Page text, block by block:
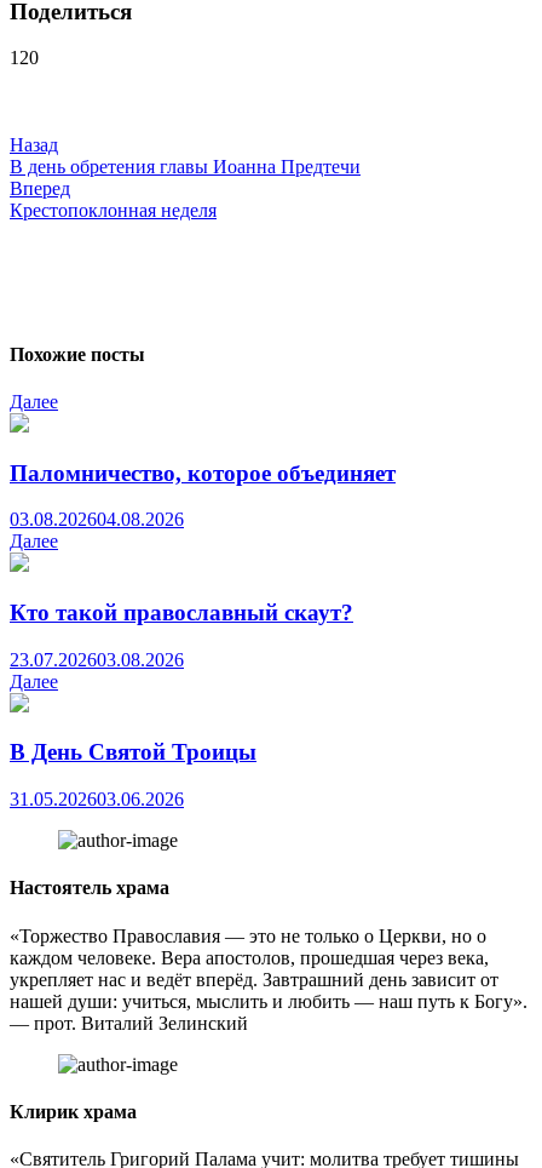
Поделиться
120
записям
Назад
В день обретения главы Иоанна Предтечи
Вперед
Крестопоклонная неделя
Похожие посты
Далее
Паломничество, которое объединяет
03.08.202604.08.2026
Далее
Кто такой православный скаут?
23.07.202603.08.2026
Далее
В День Святой Троицы
31.05.202603.06.2026
Настоятель храма
«Торжество Православия — это не только о Церкви, но о
каждом человеке. Вера апостолов, прошедшая через века,
укрепляет нас и ведёт вперёд. Завтрашний день зависит от
нашей души: учиться, мыслить и любить — наш путь к Богу».
— прот. Виталий Зелинский
Клирик храма
«Святитель Григорий Палама учит: молитва требует тишины